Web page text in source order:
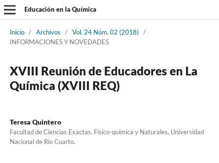
Educación en la Química
Inicio / Archivos / Vol. 24 Núm. 02 (2018)
/
INFORMACIONES Y NOVEDADES
XVIII Reunión de Educadores en La
Química (XVIII REQ)
Teresa Quintero
Facultad de Ciencias Exactas, Físico-química y Naturales, Universidad
Nacional de Río Cuarto.